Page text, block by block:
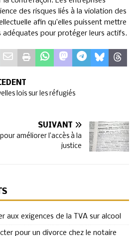
des risques liés à la violation des
afin qu’elles puissent mettre
pour protéger leurs actifs.
lois sur les réfugiés
SUIVANT
améliorer l’accès à la
justice
aux exigences de la TVA sur alcool
pour un divorce chez le notaire